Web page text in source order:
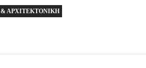
ΑΡΧΙΤΕΚΤΟΝΙΚΗ